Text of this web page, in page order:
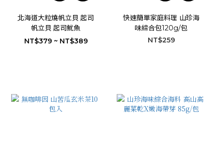
北海道大粒燒帆立貝 起司
帆立貝 起司魷魚
NT$379 ~ NT$389
快速簡單家庭料理 山珍海
味綜合包120g/包
NT$259